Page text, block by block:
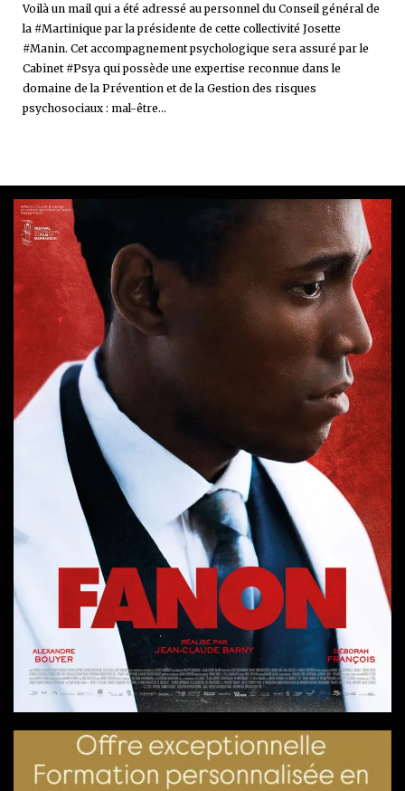
Voilà un mail qui a été adressé au personnel du Conseil général de
la #Martinique par la présidente de cette collectivité Josette
#Manin. Cet accompagnement psychologique sera assuré par le
Cabinet #Psya qui possède une expertise reconnue dans le
domaine de la Prévention et de la Gestion des risques
psychosociaux : mal-être...